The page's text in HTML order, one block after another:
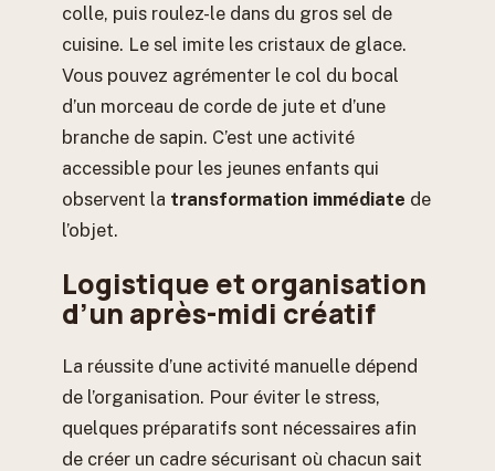
colle, puis roulez-le dans du gros sel de
cuisine. Le sel imite les cristaux de glace.
Vous pouvez agrémenter le col du bocal
d’un morceau de corde de jute et d’une
branche de sapin. C’est une activité
accessible pour les jeunes enfants qui
observent la transformation immédiate de
l’objet.
Logistique et organisation
d’un après-midi créatif
La réussite d’une activité manuelle dépend
de l’organisation. Pour éviter le stress,
quelques préparatifs sont nécessaires afin
de créer un cadre sécurisant où chacun sait